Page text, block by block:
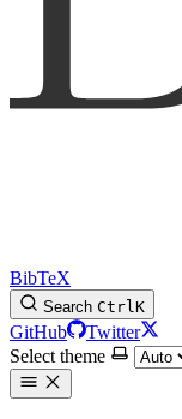
BibTeX
Search CtrlK
GitHub
Twitter
Select theme